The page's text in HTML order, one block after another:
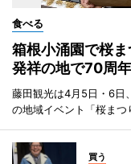
食べる
箱根小涌園で桜
発祥の地で70周
藤田観光は4月5日・6日
の地域イベント「桜まつ
買う